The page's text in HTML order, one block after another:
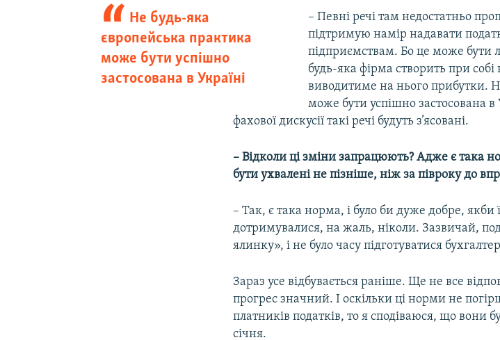
Не будь-яка
європейська практика
може бути успішно
застосована в Україні
– Певні речі там недостатньо
підтримую намір надавати
підприємствам. Бо це може бути
будь-яка фірма створить при
виводитиме на нього прибутки.
може бути успішно застосована в
фахової дискусії такі речі будуть з’ясовані.
– Відколи ці зміни запрацюють? Адже є така
бути ухвалені не пізніше, ніж за півроку до
– Так, є така норма, і було би дуже добре, якби
дотримувалися, на жаль, ніколи. Зазвичай,
ялинку», і не було часу підготуватися
Зараз усе відбувається раніше. Ще не все
прогрес значний. І оскільки ці норми не
платників податків, то я сподіваюся, що вони
січня.